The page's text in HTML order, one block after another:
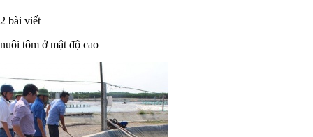
2 bài viết
nuôi tôm ở mật độ cao